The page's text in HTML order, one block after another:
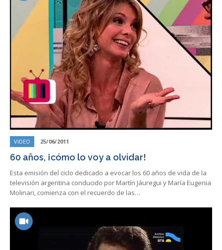
VIDEO 25/06/2011
60 años, ¡cómo lo voy a olvidar!
Esta emisión del ciclo dedicado a evocar los 60 años de vida de la
televisión argentina conducido por Martín Jáuregui y María Eugenia
Molinari, comienza con el recuerdo de las…